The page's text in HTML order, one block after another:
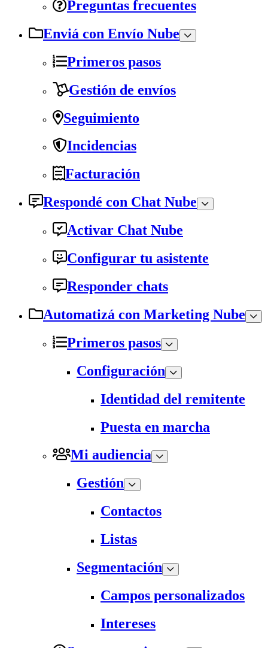
Preguntas frecuentes
Enviá con Envío Nube
Primeros pasos
Gestión de envíos
Seguimiento
Incidencias
Facturación
Respondé con Chat Nube
Activar Chat Nube
Configurar tu asistente
Responder chats
Automatizá con Marketing Nube
Primeros pasos
Configuración
Identidad del remitente
Puesta en marcha
Mi audiencia
Gestión
Contactos
Listas
Segmentación
Campos personalizados
Intereses